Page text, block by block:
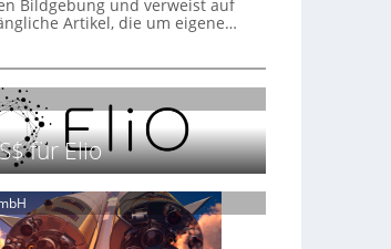
Bildgebung und verweist auf
Artikel, die um eigene…
für Elio